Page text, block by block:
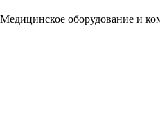
Медицинское оборудование и